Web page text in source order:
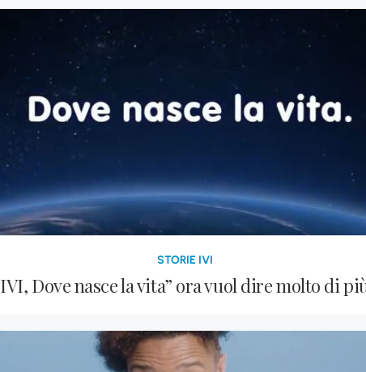
STORIE IVI
IVI, Dove nasce la vita” ora vuol dire molto di